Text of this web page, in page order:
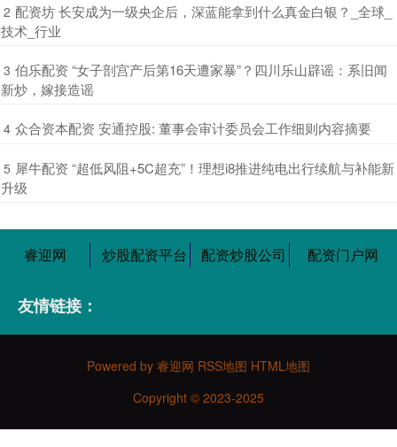
2 ​配资坊 长安成为一级央企后，深蓝能拿到什么真金白银？_全球_
技术_行业
3 ​伯乐配资 “女子剖宫产后第16天遭家暴”？四川乐山辟谣：系旧闻
新炒，嫁接造谣
4 ​众合资本配资 安通控股: 董事会审计委员会工作细则内容摘要
5 ​犀牛配资 “超低风阻+5C超充”！理想i8推进纯电出行续航与补能新
升级
睿迎网 炒股配资平台 配资炒股公司 配资门户网
友情链接：
Powered by 睿迎网 RSS地图 HTML地图
Copyright © 2023-2025